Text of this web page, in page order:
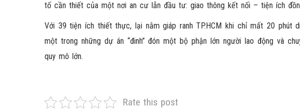
tố cần thiết của một nơi an cư lẫn đầu tư: giao thông kết nối – tiện ích
Với 39 tiện ích thiết thực, lại nằm giáp ranh TP.HCM khi chỉ mất 20 phút
một trong những dự án “đinh” đón một bộ phận lớn người lao động và
quy mô lớn.
Rate this post